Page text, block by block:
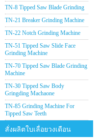
TN-8 Tipped Saw Blade Grinding
TN-21 Breaker Grinding Machine
TN-22 Notch Grinding Machine
TN-51 Tipped Saw Slide Face
Grinding Machine
TN-70 Tipped Saw Blade Grinding
Machine
TN-30 Tipped Saw Body
Gringding Machaone
TN-85 Grinding Machine For
Tipped Saw Teeth
สั่งผลิตใบเลื่อยวงเดือน